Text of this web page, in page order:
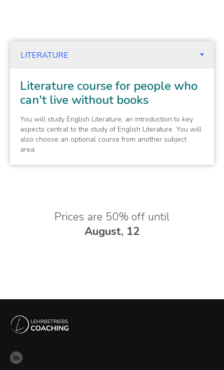
Literature course for people who
can't live without books
You will study English Literature, an introduction to key
aspects central to the study of English Literature. You will
also choose an optional course from another subject
area.
Prices are 50% off until
August, 12